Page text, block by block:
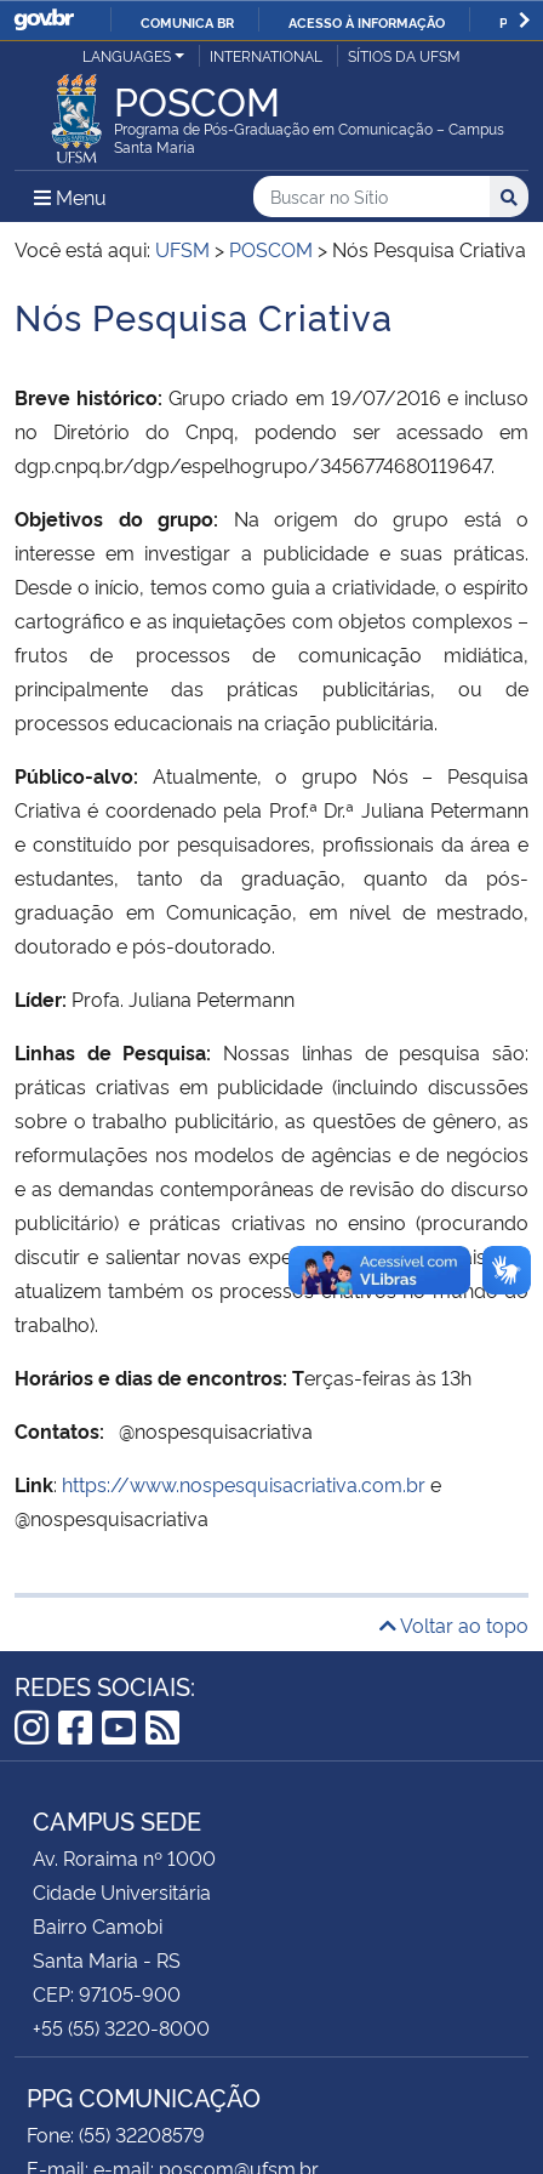
IR
PARA
O
COMUNICA BR ACESSO À INFORMAÇÃO
Ministério da Justiça e Segurança Pública
Ministério da Defesa
Ministério das Relações Exteriores
Ministério da Economia
Ministério da Agricultura, Pecuária e Abastecimento
Ministério da Cidadania
Ministério da Saúde
Ministério de Minas e Energia
Ministério do Meio Ambiente
Ministério do Turismo
Ministério do Desenvolvimento Regional
Controladoria-Geral da União
Ministério da Mulher, da Família e dos Direitos Humanos
Gabinete de Segurança Institucional
Advocacia-Geral da União
LANGUAGES INTERNATIONAL SÍTIOS DA UFSM
POSCOM
Programa de Pós-Graduação em Comunicação – Campus
Santa Maria
Menu Menu Principal do Sítio
Busca
Buscar no no Sítio
Busca:
Você está aqui: UFSM > POSCOM > Nós Pesquisa Criativa
Início do conteúdo
Nós Pesquisa Criativa
Breve histórico: Grupo criado em 19/07/2016 e incluso
no Diretório do Cnpq, podendo ser acessado em
dgp.cnpq.br/dgp/espelhogrupo/3456774680119647.
Objetivos do grupo: Na origem do grupo está o
interesse em investigar a publicidade e suas práticas.
Desde o início, temos como guia a criatividade, o espírito
cartográfico e as inquietações com objetos complexos –
frutos de processos de comunicação midiática,
principalmente das práticas publicitárias, ou de
processos educacionais na criação publicitária.
Público-alvo: Atualmente, o grupo Nós – Pesquisa
Criativa é coordenado pela Prof.ª Dr.ª Juliana Petermann
e constituído por pesquisadores, profissionais da área e
estudantes, tanto da graduação, quanto da pós-
graduação em Comunicação, em nível de mestrado,
doutorado e pós-doutorado.
Líder: Profa. Juliana Petermann
Linhas de Pesquisa: Nossas linhas de pesquisa são:
práticas criativas em publicidade (incluindo discussões
sobre o trabalho publicitário, as questões de gênero, as
reformulações nos modelos de agências e de negócios
e as demandas contemporâneas de revisão do discurso
publicitário) e práticas criativas no ensino (procurando
discutir e salientar novas experiências educacionais que
atualizem também os processos criativos no mundo do
trabalho).
Horários e dias de encontros: Terças-feiras às 13h
Contatos: @nospesquisacriativa
Link: https://www.nospesquisacriativa.com.bre
@nospesquisacriativa
Voltar ao topo
REDES SOCIAIS:
Instagram
Facebook
YouTube
RSS
CAMPUS SEDE
Av. Roraima nº 1000
Cidade Universitária
Bairro Camobi
Santa Maria - RS
CEP: 97105-900
+55 (55) 3220-8000
PPG COMUNICAÇÃO
Fone: (55) 32208579
E-mail: e-mail: poscom@ufsm.br